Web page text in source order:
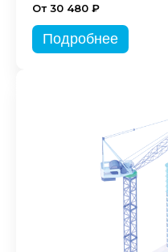
От 30 480 ₽
Подробнее